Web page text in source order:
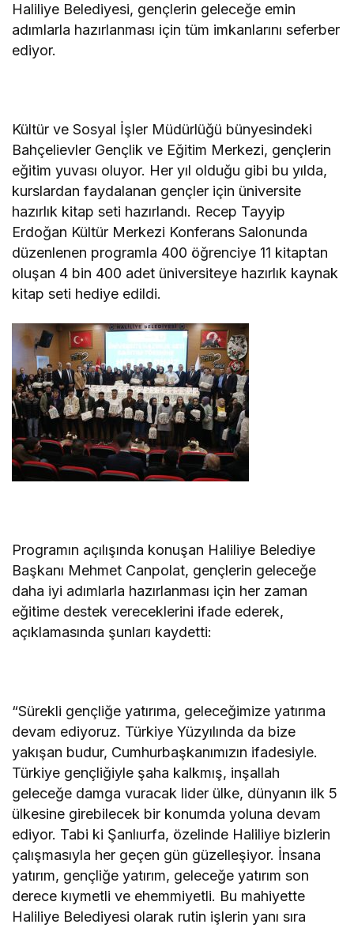
Haliliye Belediyesi, gençlerin geleceğe emin
adımlarla hazırlanması için tüm imkanlarını seferber
ediyor.
Kültür ve Sosyal İşler Müdürlüğü bünyesindeki
Bahçelievler Gençlik ve Eğitim Merkezi, gençlerin
eğitim yuvası oluyor. Her yıl olduğu gibi bu yılda,
kurslardan faydalanan gençler için üniversite
hazırlık kitap seti hazırlandı. Recep Tayyip
Erdoğan Kültür Merkezi Konferans Salonunda
düzenlenen programla 400 öğrenciye 11 kitaptan
oluşan 4 bin 400 adet üniversiteye hazırlık kaynak
kitap seti hediye edildi.
Programın açılışında konuşan Haliliye Belediye
Başkanı Mehmet Canpolat, gençlerin geleceğe
daha iyi adımlarla hazırlanması için her zaman
eğitime destek vereceklerini ifade ederek,
açıklamasında şunları kaydetti:
“Sürekli gençliğe yatırıma, geleceğimize yatırıma
devam ediyoruz. Türkiye Yüzyılında da bize
yakışan budur, Cumhurbaşkanımızın ifadesiyle.
Türkiye gençliğiyle şaha kalkmış, inşallah
geleceğe damga vuracak lider ülke, dünyanın ilk 5
ülkesine girebilecek bir konumda yoluna devam
ediyor. Tabi ki Şanlıurfa, özelinde Haliliye bizlerin
çalışmasıyla her geçen gün güzelleşiyor. İnsana
yatırım, gençliğe yatırım, geleceğe yatırım son
derece kıymetli ve ehemmiyetli. Bu mahiyette
Haliliye Belediyesi olarak rutin işlerin yanı sıra